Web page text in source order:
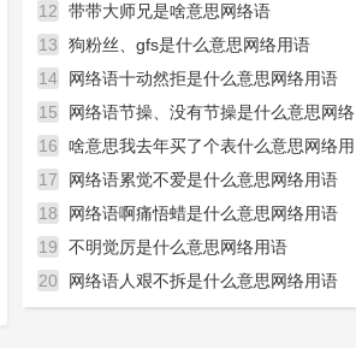
12
带带大师兄是啥意思网络语
13
狗粉丝、gfs是什么意思网络用语
14
网络语十动然拒是什么意思网络用语
15
网络语节操、没有节操是什么意思网络
用语
16
啥意思我去年买了个表什么意思网络用
语
17
网络语累觉不爱是什么意思网络用语
18
网络语啊痛悟蜡是什么意思网络用语
19
不明觉厉是什么意思网络用语
20
网络语人艰不拆是什么意思网络用语